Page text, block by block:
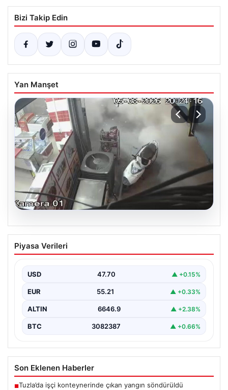
Bizi Takip Edin
Yan Manşet
06.08.2026
Bahçelievler’de tahliye edilen 4 katlı
binanın çöktüğü anlar
Detayları ve Güvenlik Önlemleri", "content": "İstanbul'un
Bahçelievler…
Piyasa Verileri
USD 47.70 ▲ +0.15%
EUR 55.21 ▲ +0.33%
ALTIN 6646.9 ▲ +2.38%
BTC 3082387 ▲ +0.66%
Son Eklenen Haberler
■Tuzla’da işçi konteynerinde çıkan yangın söndürüldü